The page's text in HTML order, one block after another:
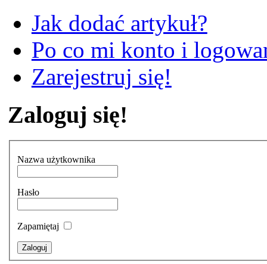
Jak dodać artykuł?
Po co mi konto i
Zarejestruj się!
Zaloguj się!
Nazwa użytkownika
Hasło
Zapamiętaj